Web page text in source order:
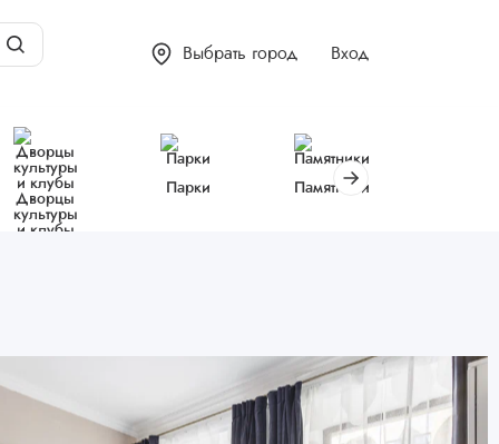
Выбрать город Вход
Дворцы
культуры
и клубы
Парки Памятники